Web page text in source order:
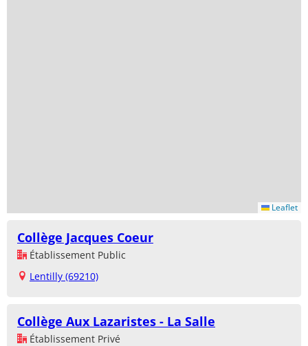
Leaflet
Collège Jacques Coeur
Établissement Public
Lentilly (69210)
Collège Aux Lazaristes - La Salle
Établissement Privé